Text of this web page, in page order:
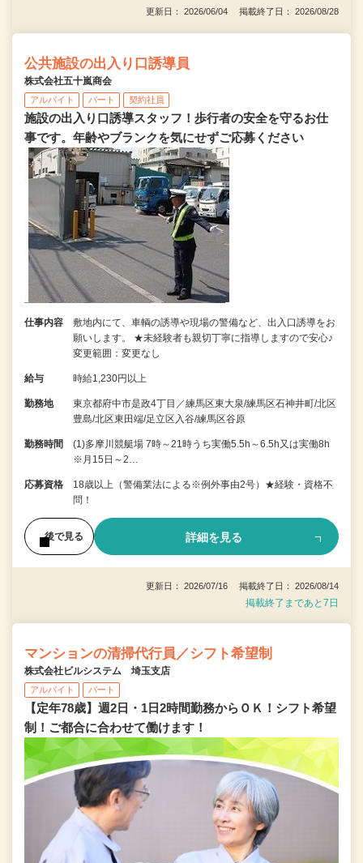
更新日： 2026/06/04 掲載終了日： 2026/08/28
公共施設の出入り口誘導員
株式会社五十嵐商会
アルバイト パート 契約社員
施設の出入り口誘導スタッフ！歩行者の安全を守るお仕
事です。年齢やブランクを気にせずご応募ください
仕事内容
敷地内にて、車輌の誘導や現場の警備など、出入口誘導をお
願いします。 ★未経験者も親切丁寧に指導しますので安心♪
変更範囲：変更なし
給与 時給1,230円以上
勤務地
東京都府中市是政4丁目／練馬区東大泉/練馬区石神井町/北区
豊島/北区東田端/足立区入谷/練馬区谷原
勤務時間
(1)多摩川競艇場 7時～21時うち実働5.5h～6.5h又は実働8h
※月15日～2…
応募資格
18歳以上（警備業法による※例外事由2号）★経験・資格不
問！
後で見る 詳細を見る
更新日： 2026/07/16 掲載終了日： 2026/08/14
掲載終了まであと7日
マンションの清掃代行員／シフト希望制
株式会社ビルシステム 埼玉支店
アルバイト パート
【定年78歳】週2日・1日2時間勤務からＯＫ！シフト希望
制！ご都合に合わせて働けます！